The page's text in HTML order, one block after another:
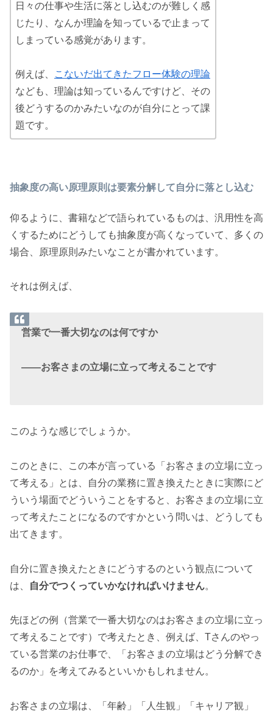
日々の仕事や生活に落とし込むのが難しく感
じたり、なんか理論を知っているで止まって
しまっている感覚があります。
例えば、
こないだ出てきたフロー体験の理論
なども、理論は知っているんですけど、その
後どうするのかみたいなのが自分にとって課
題です。
抽象度の高い原理原則は要素分解して自分に落とし込む
仰るように、書籍などで語られているものは、汎用性を高
くするためにどうしても抽象度が高くなっていて、多くの
場合、原理原則みたいなことが書かれています。
それは例えば、
営業で一番大切なのは何ですか
――お客さまの立場に立って考えることです
このような感じでしょうか。
このときに、この本が言っている「お客さまの立場に立っ
て考える」とは、自分の業務に置き換えたときに実際にど
ういう場面でどういうことをすると、お客さまの立場に立
って考えたことになるのですかという問いは、どうしても
出てきます。
自分に置き換えたときにどうするのという観点について
は、
自分でつくっていかなければいけません。
先ほどの例（営業で一番大切なのはお客さまの立場に立っ
て考えることです）で考えたとき、例えば、Tさんのやっ
ている営業のお仕事で、「お客さまの立場はどう分解でき
るのか」を考えてみるといいかもしれません。
お客さまの立場は、「年齢」「人生観」「キャリア観」